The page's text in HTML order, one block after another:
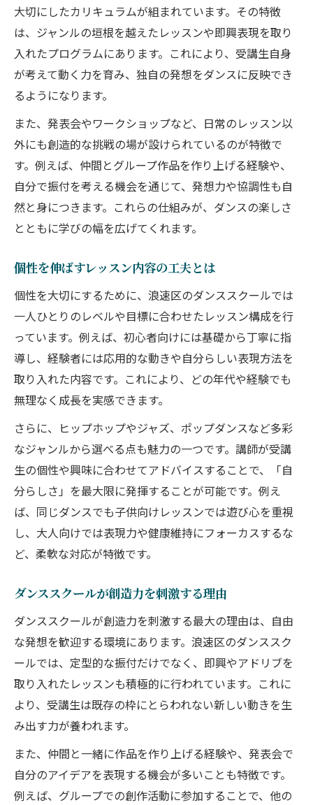
大切にしたカリキュラムが組まれています。その特徴
は、ジャンルの垣根を越えたレッスンや即興表現を取り
入れたプログラムにあります。これにより、受講生自身
が考えて動く力を育み、独自の発想をダンスに反映でき
るようになります。
また、発表会やワークショップなど、日常のレッスン以
外にも創造的な挑戦の場が設けられているのが特徴で
す。例えば、仲間とグループ作品を作り上げる経験や、
自分で振付を考える機会を通じて、発想力や協調性も自
然と身につきます。これらの仕組みが、ダンスの楽しさ
とともに学びの幅を広げてくれます。
個性を伸ばすレッスン内容の工夫とは
個性を大切にするために、浪速区のダンススクールでは
一人ひとりのレベルや目標に合わせたレッスン構成を行
っています。例えば、初心者向けには基礎から丁寧に指
導し、経験者には応用的な動きや自分らしい表現方法を
取り入れた内容です。これにより、どの年代や経験でも
無理なく成長を実感できます。
さらに、ヒップホップやジャズ、ポップダンスなど多彩
なジャンルから選べる点も魅力の一つです。講師が受講
生の個性や興味に合わせてアドバイスすることで、「自
分らしさ」を最大限に発揮することが可能です。例え
ば、同じダンスでも子供向けレッスンでは遊び心を重視
し、大人向けでは表現力や健康維持にフォーカスするな
ど、柔軟な対応が特徴です。
ダンススクールが創造力を刺激する理由
ダンススクールが創造力を刺激する最大の理由は、自由
な発想を歓迎する環境にあります。浪速区のダンススク
ールでは、定型的な振付だけでなく、即興やアドリブを
取り入れたレッスンも積極的に行われています。これに
より、受講生は既存の枠にとらわれない新しい動きを生
み出す力が養われます。
また、仲間と一緒に作品を作り上げる経験や、発表会で
自分のアイデアを表現する機会が多いことも特徴です。
例えば、グループでの創作活動に参加することで、他の